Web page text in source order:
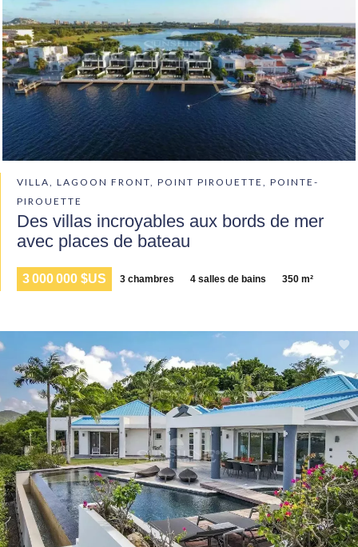
VILLA, LAGOON FRONT, POINT PIROUETTE, POINTE-
PIROUETTE
Des villas incroyables aux bords de mer
avec places de bateau
3 000 000 $US 3 chambres 4 salles de bains 350 m²